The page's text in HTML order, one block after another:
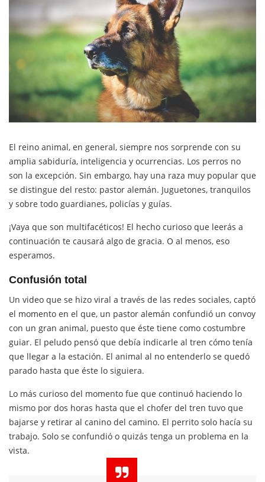
El reino animal, en general, siempre nos sorprende con su
amplia sabiduría, inteligencia y ocurrencias. Los perros no
son la excepción. Sin embargo, hay una raza muy popular que
se distingue del resto: pastor alemán. Juguetones, tranquilos
y sobre todo guardianes, policías y guías.
¡Vaya que son multifacéticos! El hecho curioso que leerás a
continuación te causará algo de gracia. O al menos, eso
esperamos.
Confusión total
Un video que se hizo viral a través de las redes sociales, captó
el momento en el que, un pastor alemán confundió un convoy
con un gran animal, puesto que éste tiene como costumbre
guiar. El peludo pensó que debía indicarle al tren cómo tenía
que llegar a la estación. El animal al no entenderlo se quedó
parado hasta que éste lo siguiera.
Lo más curioso del momento fue que continuó haciendo lo
mismo por dos horas hasta que el chofer del tren tuvo que
bajarse y retirar al canino del camino. El perrito solo hacía su
trabajo. Solo se confundió o quizás tenga un problema en la
vista.